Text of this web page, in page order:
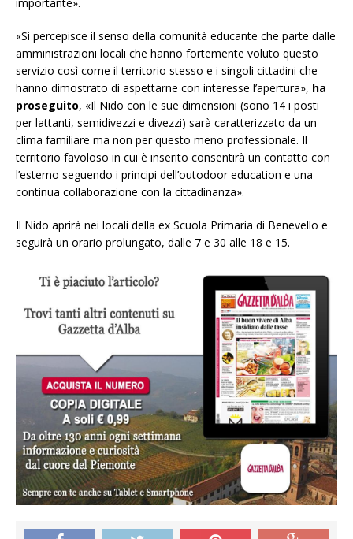
«Si percepisce il senso della comunità educante che parte dalle
amministrazioni locali che hanno fortemente voluto questo
servizio così come il territorio stesso e i singoli cittadini che
hanno dimostrato di aspettarne con interesse l’apertura», ha
proseguito, «Il Nido con le sue dimensioni (sono 14 i posti
per lattanti, semidivezzi e divezzi) sarà caratterizzato da un
clima familiare ma non per questo meno professionale. Il
territorio favoloso in cui è inserito consentirà un contatto con
l’esterno seguendo i principi dell’outodoor education e una
continua collaborazione con la cittadinanza».
Il Nido aprirà nei locali della ex Scuola Primaria di Benevello e
seguirà un orario prolungato, dalle 7 e 30 alle 18 e 15.